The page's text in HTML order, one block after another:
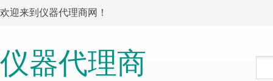
欢迎来到仪器代理商网！
仪器代理商